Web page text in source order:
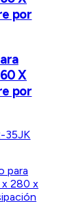
por
X
por
35JK